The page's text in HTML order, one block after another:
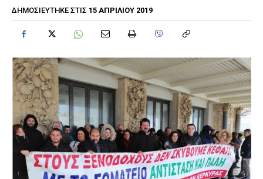
ΔΗΜΟΣΙΕΎΤΗΚΕ ΣΤΙΣ 15 ΑΠΡΙΛΊΟΥ 2019